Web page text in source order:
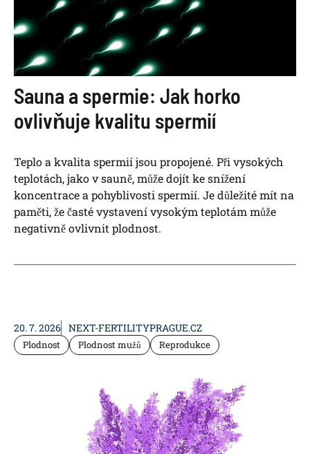
Sauna a spermie: Jak horko
ovlivňuje kvalitu spermií
Teplo a kvalita spermií jsou propojené. Při vysokých
teplotách, jako v sauně, může dojít ke snížení
koncentrace a pohyblivosti spermií. Je důležité mít na
paměti, že časté vystavení vysokým teplotám může
negativně ovlivnit plodnost.
20. 7. 2026 NEXT-FERTILITYPRAGUE.CZ
Plodnost Plodnost mužů Reprodukce